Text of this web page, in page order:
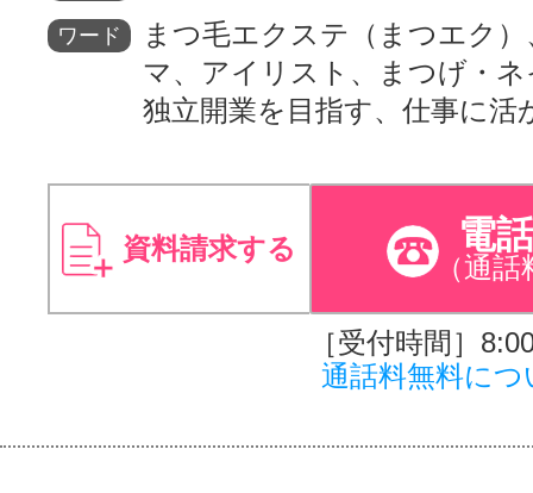
ワード
まつ毛エクステ（まつエク
マ、アイリスト、まつげ・
独立開業を目指す、仕事に活
資料請求する 電
（通話
［受付時間］
通話料無料につ